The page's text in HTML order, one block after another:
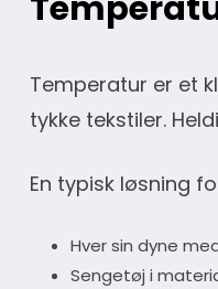
Temperatur er et
tykke tekstiler.
En typisk løsning
Hver sin dyne
Sengetøj i